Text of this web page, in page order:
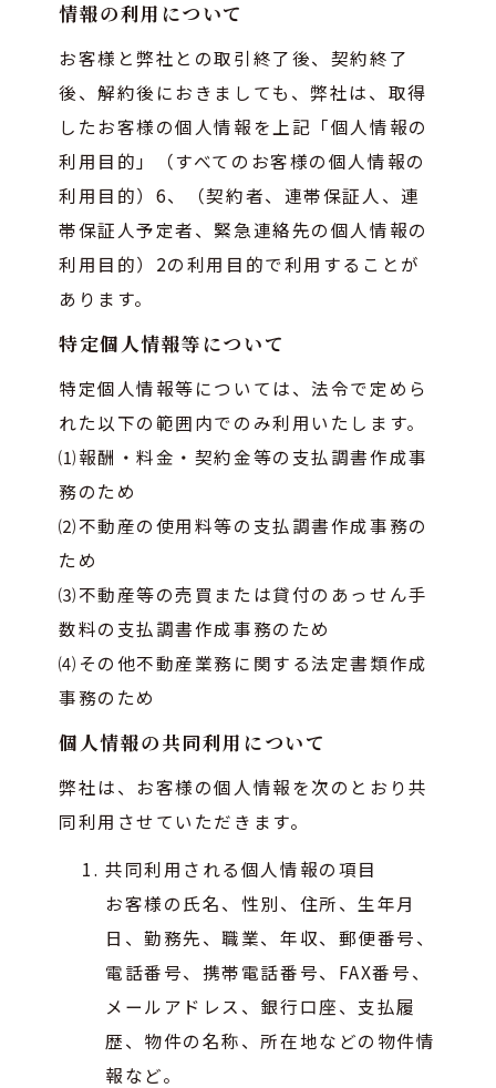
情報の利用について
お客様と弊社との取引終了後、契約終了
後、解約後におきましても、弊社は、取得
したお客様の個人情報を上記「個人情報の
利用目的」（すべてのお客様の個人情報の
利用目的）6、（契約者、連帯保証人、連
帯保証人予定者、緊急連絡先の個人情報の
利用目的）2の利用目的で利用することが
あります。
特定個人情報等について
特定個人情報等については、法令で定めら
れた以下の範囲内でのみ利用いたします。
⑴報酬・料金・契約金等の支払調書作成事
務のため
⑵不動産の使用料等の支払調書作成事務の
ため
⑶不動産等の売買または貸付のあっせん手
数料の支払調書作成事務のため
⑷その他不動産業務に関する法定書類作成
事務のため
個人情報の共同利用について
弊社は、お客様の個人情報を次のとおり共
同利用させていただきます。
共同利用される個人情報の項目
お客様の氏名、性別、住所、生年月
日、勤務先、職業、年収、郵便番号、
電話番号、携帯電話番号、FAX番号、
メールアドレス、銀行口座、支払履
歴、物件の名称、所在地などの物件情
報など。